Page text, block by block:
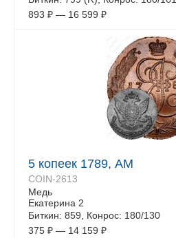
893 ₽ — 16 599 ₽
5 копеек 1789, АМ
COIN-2613
Медь
Екатерина 2
Биткин: 859, Конрос: 180/130
375 ₽ — 14 159 ₽